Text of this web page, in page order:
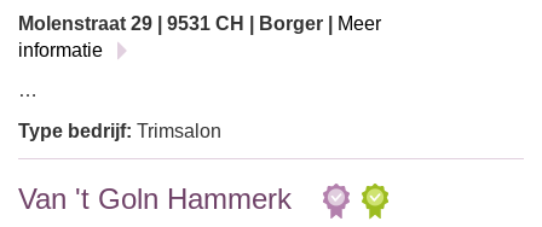
Molenstraat 29 | 9531 CH | Borger |
Meer
informatie
…
Type bedrijf: Trimsalon
Van 't Goln Hammerk